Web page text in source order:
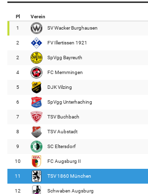
Pl Verein
1 SV Wacker Burghausen
2 FV Illertissen 1921
2 SpVgg Bayreuth
4 FC Memmingen
5 DJK Vilzing
6 SpVgg Unterhaching
7 TSV Buchbach
8 TSV Aubstadt
9 SC Eltersdorf
10 FC Augsburg II
11 TSV 1860 München
12 Schwaben Augsburg